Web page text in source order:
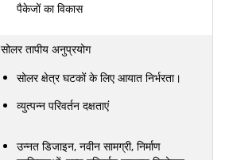
पैकेजों का विकास
सोलर तापीय अनुप्रयोग
सोलर क्षेत्र घटकों के लिए आयात निर्भरता।
व्युत्पन्न परिवर्तन दक्षताएं
उन्नत डिजाइन, नवीन सामग्री, निर्माण